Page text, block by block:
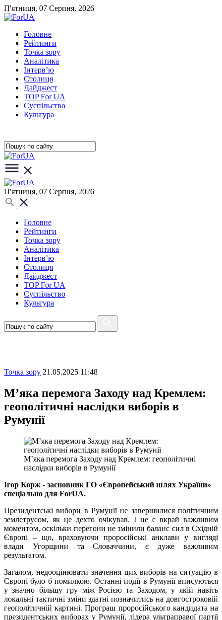
П'ятниця, 07 Серпня, 2026
Головне
Рейтинги
Точка зору
Аналітика
Інтерв’ю
Столиця
Дайджест
TOP For UA
Суспiльство
Культура
П'ятниця, 07 Серпня, 2026
Головне
Рейтинги
Точка зору
Аналітика
Інтерв’ю
Столиця
Дайджест
TOP For UA
Суспiльство
Культура
Точка зору 21.05.2025 11:48
М’яка перемога Заходу над Кремлем:
геополітичні наслідки виборів в
Румунії
М’яка перемога Заходу над Кремлем: геополітичні
наслідки виборів в Румунії
Ігор Корж - засновник ГО «Європейський шлях України»
спеціально для ForUA.
Президентські вибори в Румунії не завершилися політичним
землетрусом, як це дехто очікував. І це є вкрай важливим
моментом, оскільки перегони не змінили баланс сил в Східній
Європі – що, враховуючи проросійські анклави у вигляді
влади Угорщини та Словаччини, є дуже важливим
результатом.
Загалом, недооцінювати значення цих виборів на ситуацію в
Європі було б помилкою. Останні події в Румунії вписуються
у значно більшу гру між Росією та Заходом, у якій навіть
локальні тактичні зміни здатні позначитись на довгостроковій
геополітичній картині. Програш проросійського кандидата на
президентських виборах у Румунії, лідера ультраправої партії